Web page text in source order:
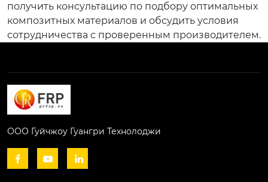
получить консультацию по подбору оптимальных
композитных материалов и обсудить условия
сотрудничества с проверенным производителем.
ООО Гуйчжоу Гуангри Технолоджи
  